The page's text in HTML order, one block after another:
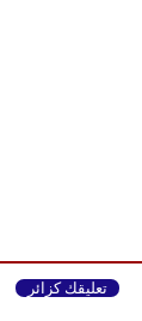
تعليقك كزائر